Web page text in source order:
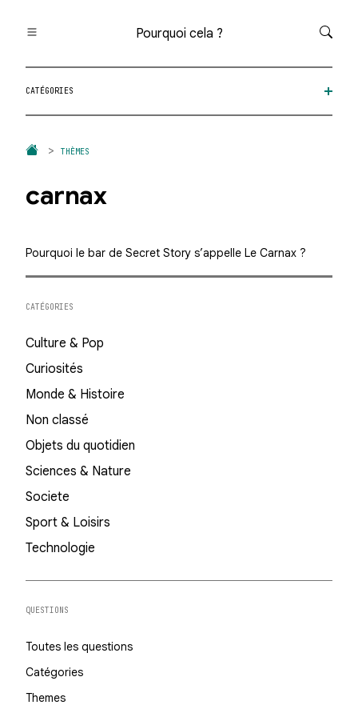
Pourquoi cela ?
Toutes les questions
Catégories
Question au hasard
CATÉGORIES
THÈMES
carnax
Pourquoi le bar de Secret Story s’appelle Le Carnax ?
CATÉGORIES
Culture & Pop
Curiosités
Monde & Histoire
Non classé
Objets du quotidien
Sciences & Nature
Societe
Sport & Loisirs
Technologie
QUESTIONS
Toutes les questions
Catégories
Themes